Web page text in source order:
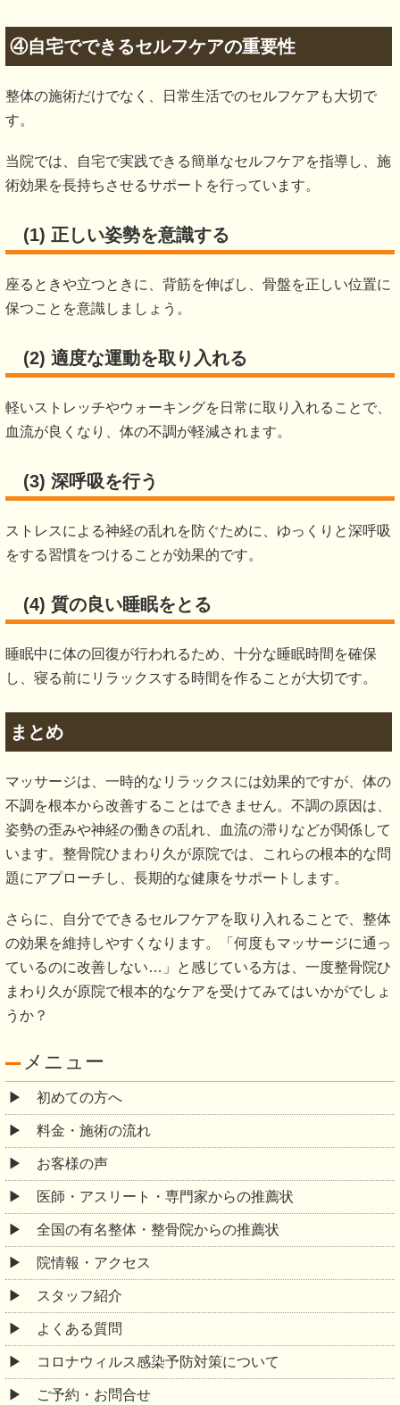
④自宅でできるセルフケアの重要性
整体の施術だけでなく、日常生活でのセルフケアも大切で
す。
当院では、自宅で実践できる簡単なセルフケアを指導し、施
術効果を長持ちさせるサポートを行っています。
(1) 正しい姿勢を意識する
座るときや立つときに、背筋を伸ばし、骨盤を正しい位置に
保つことを意識しましょう。
(2) 適度な運動を取り入れる
軽いストレッチやウォーキングを日常に取り入れることで、
血流が良くなり、体の不調が軽減されます。
(3) 深呼吸を行う
ストレスによる神経の乱れを防ぐために、ゆっくりと深呼吸
をする習慣をつけることが効果的です。
(4) 質の良い睡眠をとる
睡眠中に体の回復が行われるため、十分な睡眠時間を確保
し、寝る前にリラックスする時間を作ることが大切です。
まとめ
マッサージは、一時的なリラックスには効果的ですが、体の
不調を根本から改善することはできません。不調の原因は、
姿勢の歪みや神経の働きの乱れ、血流の滞りなどが関係して
います。整骨院ひまわり久が原院では、これらの根本的な問
題にアプローチし、長期的な健康をサポートします。
さらに、自分でできるセルフケアを取り入れることで、整体
の効果を維持しやすくなります。「何度もマッサージに通っ
ているのに改善しない…」と感じている方は、一度整骨院ひ
まわり久が原院で根本的なケアを受けてみてはいかがでしょ
うか？
メニュー
初めての方へ
料金・施術の流れ
お客様の声
医師・アスリート・専門家からの推薦状
全国の有名整体・整骨院からの推薦状
院情報・アクセス
スタッフ紹介
よくある質問
コロナウィルス感染予防対策について
ご予約・お問合せ